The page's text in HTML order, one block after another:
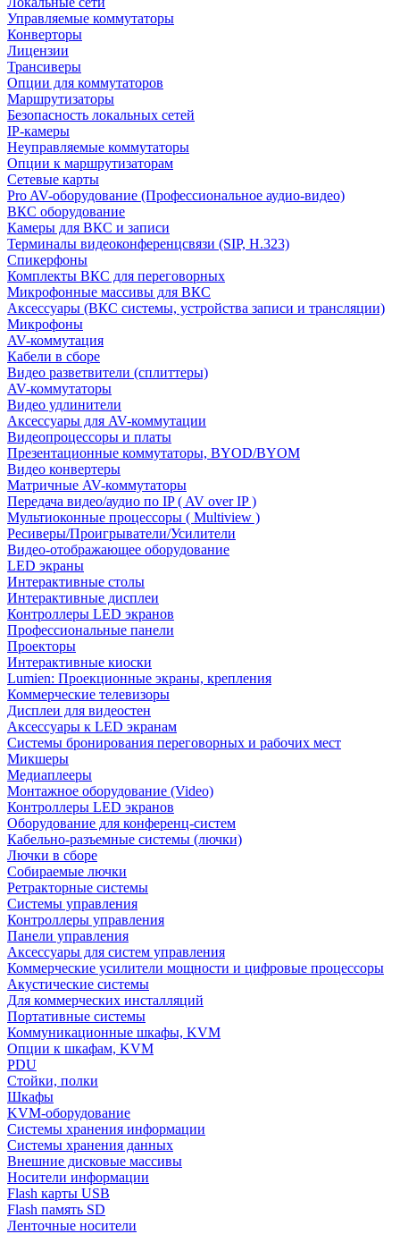
Управляемые коммутаторы
Конверторы
Лицензии
Трансиверы
Опции для коммутаторов
Маршрутизаторы
Безопасность локальных сетей
IP-камеры
Неуправляемые коммутаторы
Опции к маршрутизаторам
Сетевые карты
Pro AV-оборудование (Профессиональное аудио-видео)
ВКС оборудование
Камеры для ВКС и записи
Терминалы видеоконференцсвязи (SIP, H.323)
Спикерфоны
Комплекты ВКС для переговорных
Микрофонные массивы для ВКС
Аксессуары (ВКС системы, устройства записи и трансляции)
Микрофоны
AV-коммутация
Кабели в сборе
Видео разветвители (сплиттеры)
AV-коммутаторы
Видео удлинители
Аксессуары для AV-коммутации
Видеопроцессоры и платы
Презентационные коммутаторы, BYOD/BYOM
Видео конвертеры
Матричные AV-коммутаторы
Передача видео/аудио по IP ( AV over IP )
Мультиоконные процессоры ( Multiview )
Ресиверы/Проигрыватели/Усилители
Видео-отображающее оборудование
LED экраны
Интерактивные столы
Интерактивные дисплеи
Контроллеры LED экранов
Профессиональные панели
Проекторы
Интерактивные киоски
Lumien: Проекционные экраны, крепления
Коммерческие телевизоры
Дисплеи для видеостен
Аксессуары к LED экранам
Системы бронирования переговорных и рабочих мест
Микшеры
Медиаплееры
Монтажное оборудование (Video)
Контроллеры LED экранов
Оборудование для конференц-систем
Кабельно-разъемные системы (лючки)
Лючки в сборе
Собираемые лючки
Ретракторные системы
Системы управления
Контроллеры управления
Панели управления
Аксессуары для систем управления
Коммерческие усилители мощности и цифровые процессоры
Акустические системы
Для коммерческих инсталляций
Портативные системы
Коммуникационные шкафы, KVM
Опции к шкафам, KVM
PDU
Стойки, полки
Шкафы
KVM-оборудование
Системы хранения информации
Системы хранения данных
Внешние дисковые массивы
Носители информации
Flash карты USB
Flash память SD
Ленточные носители